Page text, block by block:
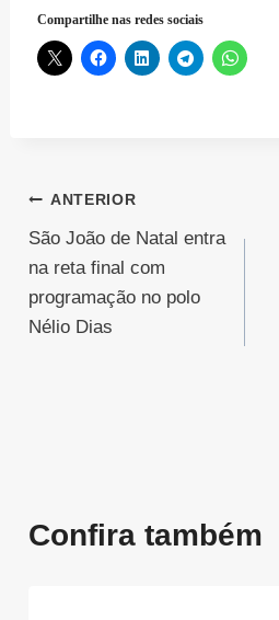
Compartilhe nas redes sociais
Navegação
de
Post
ANTERIOR
São João de Natal entra
na reta final com
programação no polo
Nélio Dias
Confira também